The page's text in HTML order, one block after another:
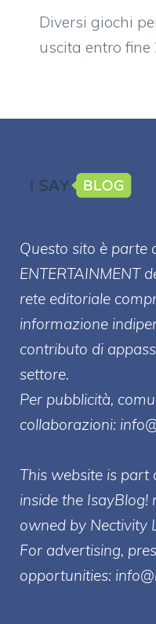
Diversi giochi
uscita entro fine
Questo sito è parte
ENTERTAINMENT
rete editoriale
informazione
contributo di
settore.
Per pubblicità,
collaborazioni:
This website is part
inside the IsayBlog!
owned by Nectivity
For advertising,
opportunities: